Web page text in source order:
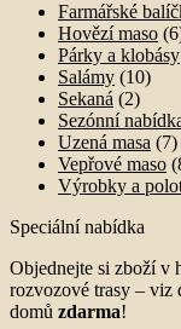
Farmářské
Hovězí maso
Párky a klobásy
Salámy (10)
Sekaná (2)
Sezónní
Uzená masa (7)
Vepřové maso
Výrobky a
Speciální nabídka
Objednejte si zboží v
rozvozové trasy – viz
domů zdarma!